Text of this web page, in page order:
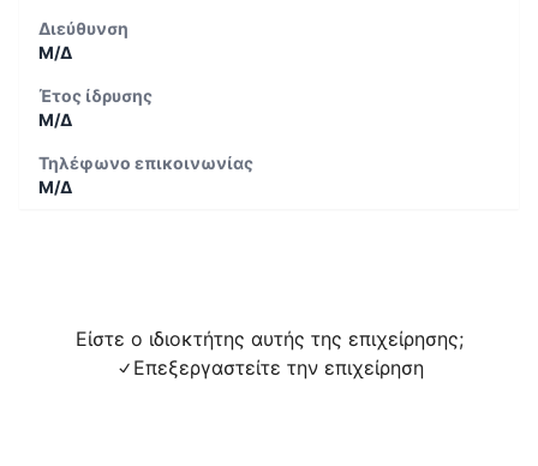
Διεύθυνση
Μ/Δ
Έτος ίδρυσης
Μ/Δ
Τηλέφωνο επικοινωνίας
Μ/Δ
Είστε ο ιδιοκτήτης αυτής της επιχείρησης;
Επεξεργαστείτε την επιχείρηση